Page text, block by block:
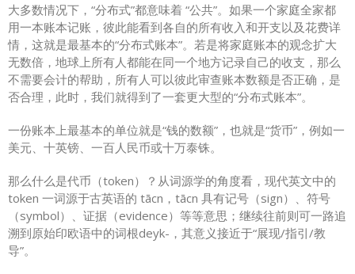
大多数情况下，“分布式”都意味着 “公共”。如果一个家庭全家都
用一本账本记账，彼此能看到各自的所有收入和开支以及花费详
情，这就是最基本的“分布式账本”。若是将家庭账本的观念扩大
无数倍，地球上所有人都能在同一个地方记录自己的收支，那么
不需要会计的帮助，所有人可以彼此审查账本数额是否正确，是
否合理，此时，我们就得到了一套更大型的“分布式账本”。
一份账本上最基本的单位就是“钱的数额”，也就是“货币”，例如一
美元、十英镑、一百人民币或十万泰铢。
那么什么是代币（token）？从词源学的角度看，现代英文中的
token 一词源于古英语的 tācn，tācn 具有记号（sign）、符号
（symbol）、证据（evidence）等等意思；继续往前则可一路追
溯到原始印欧语中的词根deyk-，其意义接近于“展现/指引/教
导”。